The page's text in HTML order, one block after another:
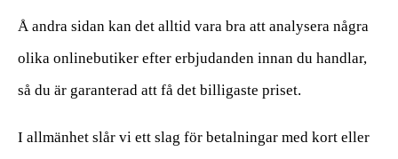
Å andra sidan kan det alltid vara bra att analysera några
olika onlinebutiker efter erbjudanden innan du handlar,
så du är garanterad att få det billigaste priset.
I allmänhet slår vi ett slag för betalningar med kort eller